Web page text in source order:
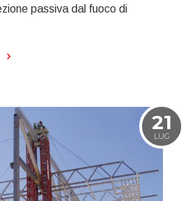
passiva dal fuoco di
21
LUG